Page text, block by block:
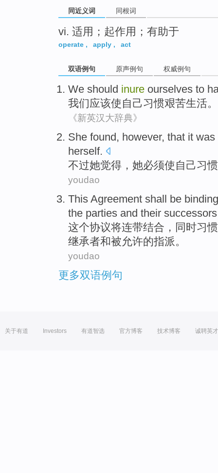
同近义词 同根词
vi. 适用；起作用；有助于
operate , apply , act
双语例句 原声例句 权威例句
We should inure ourselves to
我们应该使自己习惯艰苦生活。
《新英汉大辞典》
She found, however, that it was
herself.
不过她觉得 ，她必须使自己习
youdao
This Agreement shall be
the parties and their successors
这个协议将连带结合 ，同时习
继承者和被允许的指派。
youdao
更多双语例句
关于有道 Investors 有道智选 官方博客 技术博客 诚聘英才